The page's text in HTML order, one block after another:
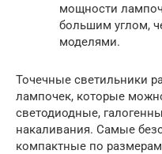
мощности
большим углом,
моделями.
Точечные светильники
лампочек, которые
светодиодные,
накаливания. Самые
компактные по